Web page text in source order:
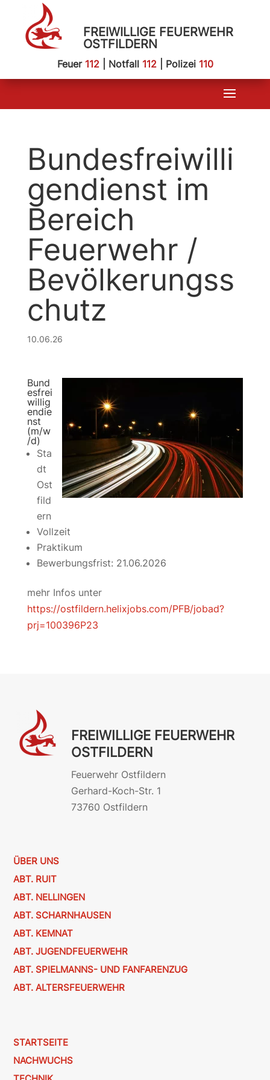
FREIWILLIGE FEUERWEHR
OSTFILDERN
Feuer 112| Notfall 112| Polizei 110
Bundesfreiwilli
gendienst im
Bereich
Feuerwehr /
Bevölkerungss
chutz
10.06.26
Bund
esfrei
willig
endie
nst
(m/w
/d)
Sta
dt
Ost
fild
ern
Vollzeit
Praktikum
Bewerbungsfrist: 21.06.2026
mehr Infos unter
https://ostfildern.helixjobs.com/PFB/jobad?
prj=100396P23
FREIWILLIGE FEUERWEHR
OSTFILDERN
Feuerwehr Ostfildern
Gerhard-Koch-Str. 1
73760 Ostfildern
ÜBER UNS
ABT. RUIT
ABT. NELLINGEN
ABT. SCHARNHAUSEN
ABT. KEMNAT
ABT. JUGENDFEUERWEHR
ABT. SPIELMANNS- UND FANFARENZUG
ABT. ALTERSFEUERWEHR
STARTSEITE
NACHWUCHS